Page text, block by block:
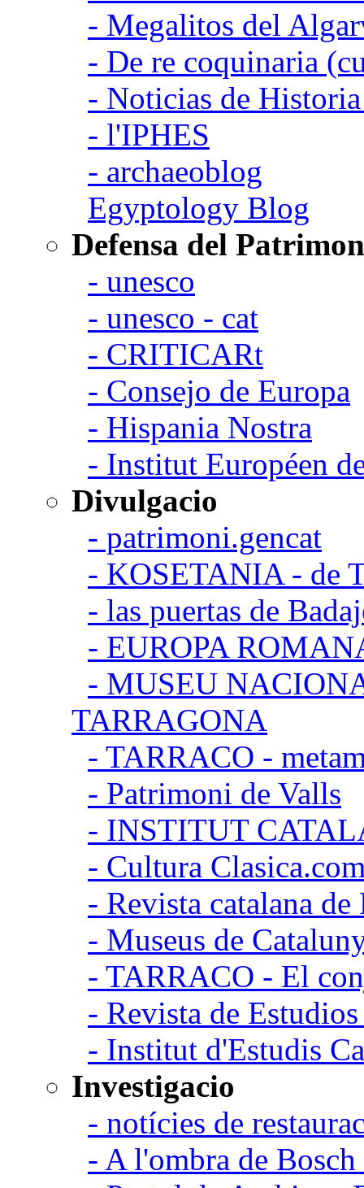
- Megalitos del
- De re coquinaria
- Noticias de
- l'IPHES
- archaeoblog
Egyptology Blog
Defensa del
- unesco
- unesco - cat
- CRITICARt
- Consejo de Europa
- Hispania Nostra
- Institut Européen
Divulgacio
- patrimoni.gencat
- KOSETANIA - de
- las puertas de
- EUROPA
- MUSEU
TARRAGONA
- TARRACO -
- Patrimoni de Valls
- INSTITUT
- Cultura
- Revista catalana
- Museus de
- TARRACO - El
- Revista de
- Institut d'Estudis
Investigacio
- notícies de
- A l'ombra de